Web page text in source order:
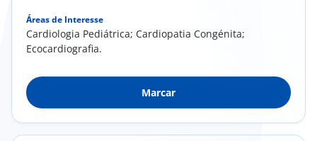
Áreas de Interesse
Cardiologia Pediátrica; Cardiopatia Congénita;
Ecocardiografia.
Marcar